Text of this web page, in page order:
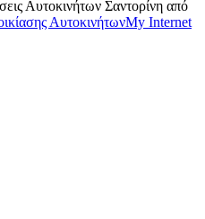
Αυτοκινήτων Σαντορίνη από
ΑυτοκινήτωνMy Internet